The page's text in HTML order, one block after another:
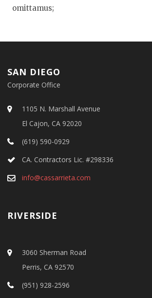
omittamus;
SAN DIEGO
Corporate Office
1105 N. Marshall Avenue
El Cajon, CA 92020
(619) 590-0929
CA. Contractors Lic. #298336
info@cassarrieta.com
RIVERSIDE
3060 Sherman Road
Perris, CA 92570
(951) 928-2596